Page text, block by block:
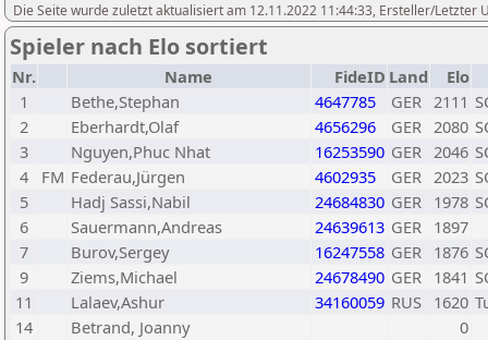
Die Seite wurde zuletzt aktualisiert am 12.11.2022 11:44:33, Ersteller/Letzter
Spieler nach Elo sortiert
Nr. Name FideID Land
Elo
1
Bethe,Stephan 4647785 GER 2111
2
Eberhardt,Olaf 4656296 GER 2080
3
Nguyen,Phuc Nhat 16253590 GER 2046
4
FM Federau,Jürgen 4602935 GER 2023
5
Hadj Sassi,Nabil 24684830 GER 1978
6
Sauermann,Andreas 24639613 GER 1897
7
Burov,Sergey 16247558 GER 1876
9
Ziems,Michael 24678490 GER 1841
11
Lalaev,Ashur 34160059 RUS 1620
14
Betrand, Joanny
0